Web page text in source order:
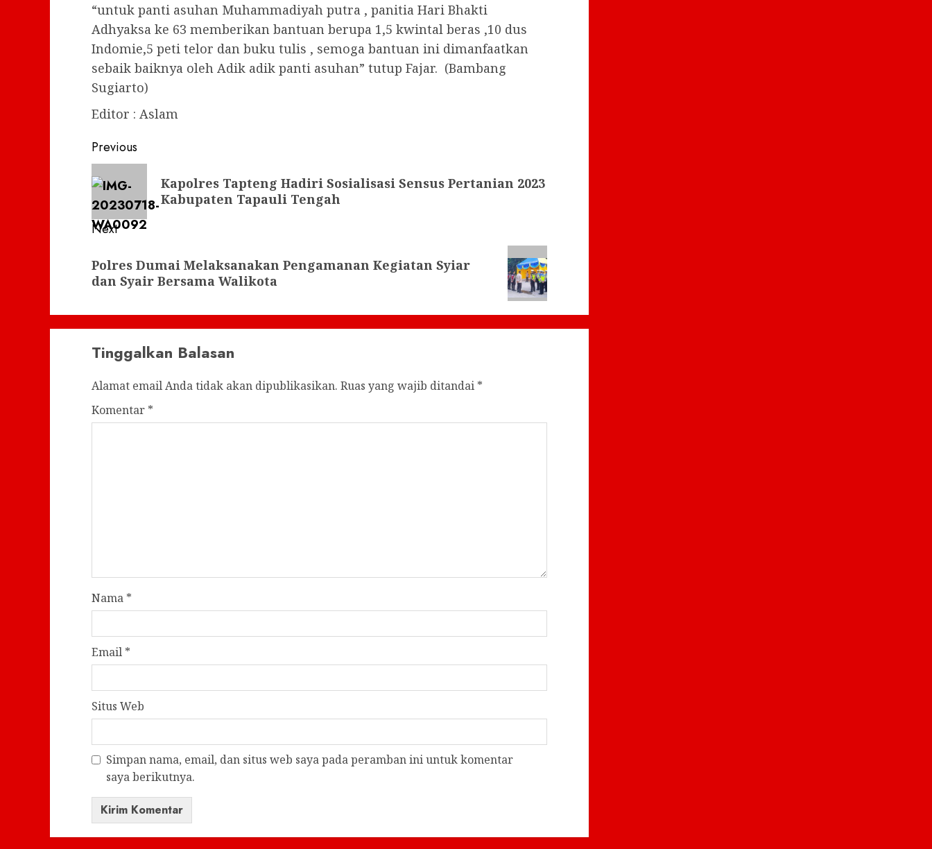
“untuk panti asuhan Muhammadiyah putra , panitia Hari Bhakti
Adhyaksa ke 63 memberikan bantuan berupa 1,5 kwintal beras ,10 dus
Indomie,5 peti telor dan buku tulis , semoga bantuan ini dimanfaatkan
sebaik baiknya oleh Adik adik panti asuhan” tutup Fajar. (Bambang
Sugiarto)
Editor : Aslam
Post
navigation
Previous
Previous
post:
Kapolres Tapteng Hadiri Sosialisasi Sensus Pertanian 2023
Kabupaten Tapauli Tengah
Next
post:
Polres Dumai Melaksanakan Pengamanan Kegiatan Syiar
dan Syair Bersama Walikota
Tinggalkan Balasan
Alamat email Anda tidak akan dipublikasikan. Ruas yang wajib ditandai *
Komentar *
Nama *
Email *
Situs Web
Simpan nama, email, dan situs web saya pada peramban ini untuk komentar
saya berikutnya.